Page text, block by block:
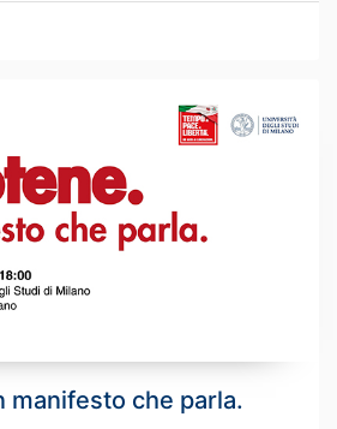
manifesto che parla.